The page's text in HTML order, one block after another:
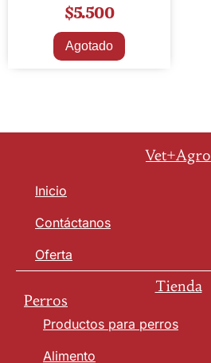
$5.500
Agotado
Vet+Agro
Inicio
Contáctanos
Oferta
Tienda
Perros
Productos para perros
Alimento